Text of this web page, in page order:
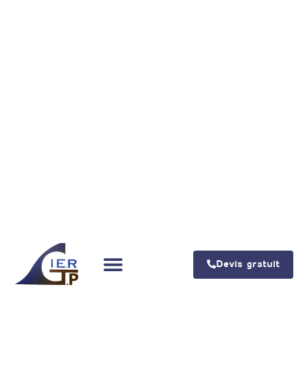
Devis gratuit